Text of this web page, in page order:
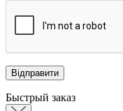
Быстрый заказ